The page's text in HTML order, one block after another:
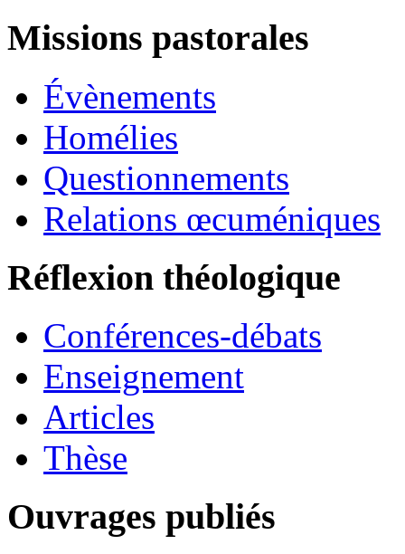
Missions pastorales
Évènements
Homélies
Questionnements
Relations œcuméniques
Réflexion théologique
Conférences-débats
Enseignement
Articles
Thèse
Ouvrages publiés